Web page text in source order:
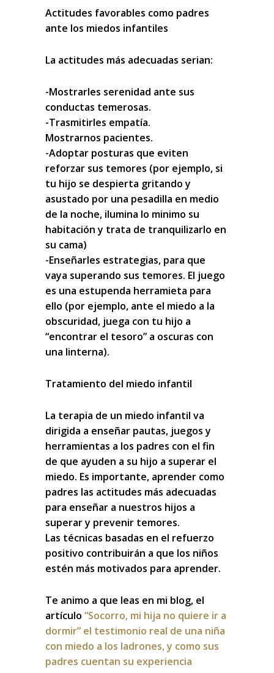
Actitudes favorables como padres
ante los miedos infantiles
La actitudes más adecuadas serian:
-Mostrarles serenidad ante sus
conductas temerosas.
-Trasmitirles empatía.
Mostrarnos pacientes.
-Adoptar posturas que eviten
reforzar sus temores (por ejemplo, si
tu hijo se despierta gritando y
asustado por una pesadilla en medio
de la noche, ilumina lo minimo su
habitación y trata de tranquilizarlo en
su cama)
-Enseñarles estrategias, para que
vaya superando sus temores. El juego
es una estupenda herramieta para
ello (por ejemplo, ante el miedo a la
obscuridad, juega con tu hijo a
“encontrar el tesoro” a oscuras con
una linterna).
Tratamiento del miedo infantil
La terapia de un miedo infantil va
dirigida a enseñar pautas, juegos y
herramientas a los padres con el fin
de que ayuden a su hijo a superar el
miedo. Es importante, aprender como
padres las actitudes más adecuadas
para enseñar a nuestros hijos a
superar y prevenir temores.
Las técnicas basadas en el refuerzo
positivo contribuirán a que los niños
estén más motivados para aprender.
Te animo a que leas en mi blog, el
artículo “Socorro, mi hija no quiere ir a
dormir” el testimonio real de una niña
con miedo a los ladrones, y como sus
padres cuentan su experiencia